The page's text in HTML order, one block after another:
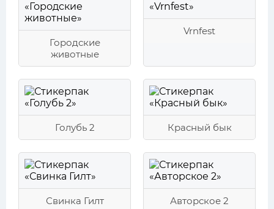
Городские
животные
Vrnfest
Голубь 2 Красный бык
Свинка Гилт Авторское 2